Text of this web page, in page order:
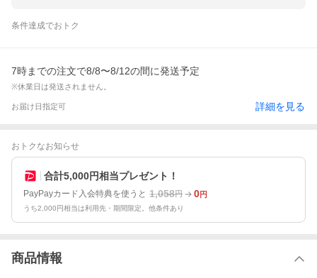
条件達成でおトク
7時までの注文で8/8〜8/12の間に発送予定
※休業日は発送されません。
お届け日指定可 詳細を見る
おトクなお知らせ
合計5,000円相当プレゼント！
PayPayカード入会特典を使うと 1,058円 0円
うち2,000円相当は利用先・期間限定。他条件あり
商品情報